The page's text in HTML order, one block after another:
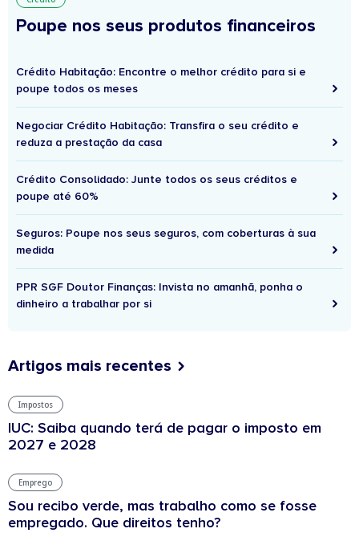
Poupe nos seus produtos financeiros
Crédito Habitação: Encontre o melhor crédito para si e
poupe todos os meses
Negociar Crédito Habitação: Transfira o seu crédito e
reduza a prestação da casa
Crédito Consolidado: Junte todos os seus créditos e
poupe até 60%
Seguros: Poupe nos seus seguros, com coberturas à sua
medida
PPR SGF Doutor Finanças: Invista no amanhã, ponha o
dinheiro a trabalhar por si
Artigos mais recentes
Impostos
IUC: Saiba quando terá de pagar o imposto em
2027 e 2028
Emprego
Sou recibo verde, mas trabalho como se fosse
empregado. Que direitos tenho?